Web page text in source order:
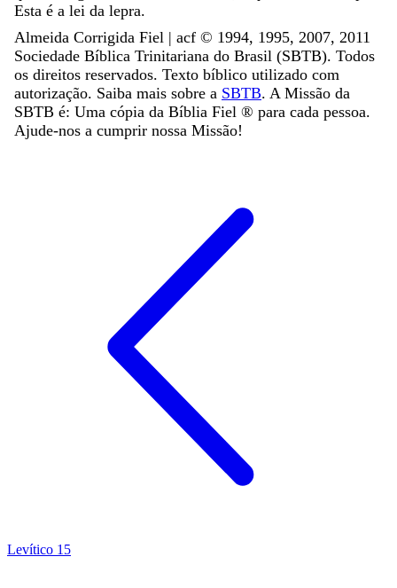
Esta é a lei da lepra.
Almeida Corrigida Fiel | acf ©️ 1994, 1995, 2007, 2011
Sociedade Bíblica Trinitariana do Brasil (SBTB). Todos
os direitos reservados. Texto bíblico utilizado com
autorização. Saiba mais sobre a SBTB. A Missão da
SBTB é: Uma cópia da Bíblia Fiel ®️ para cada pessoa.
Ajude-nos a cumprir nossa Missão!
Levítico 15